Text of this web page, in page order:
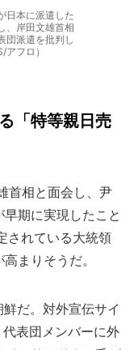
日本に派遣した
、岸田文雄首相
団派遣を批判し
フロ）
「特等親日売
首相と面会し、尹
期に実現したこと
されている大統領
まりそうだ。
だ。対外宣伝サイ
表団メンバーに外